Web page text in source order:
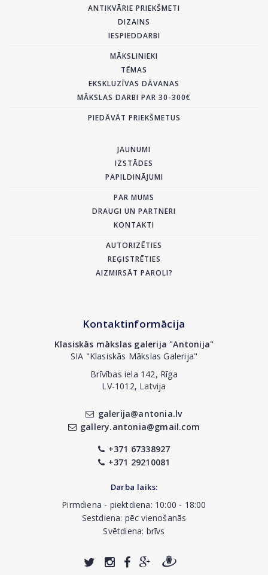
ANTIKVĀRIE PRIEKŠMETI
DIZAINS
IESPIEDDARBI
MĀKSLINIEKI
TĒMAS
EKSKLUZĪVAS DĀVANAS
MĀKSLAS DARBI PAR 30-300€
PIEDĀVĀT PRIEKŠMETUS
JAUNUMI
IZSTĀDES
PAPILDINĀJUMI
PAR MUMS
DRAUGI UN PARTNERI
KONTAKTI
AUTORIZĒTIES
REĢISTRĒTIES
AIZMIRSĀT PAROLI?
Kontaktinformācija
Klasiskās mākslas galerija "Antonija"
SIA "Klasiskās Mākslas Galerija"
Brīvības iela 142, Rīga
LV-1012, Latvija
galerija@antonia.lv
gallery.antonia@gmail.com
+371 67338927
+371 29210081
Darba laiks:
Pirmdiena - piektdiena: 10:00 - 18:00
Sestdiena: pēc vienošanās
Svētdiena: brīvs